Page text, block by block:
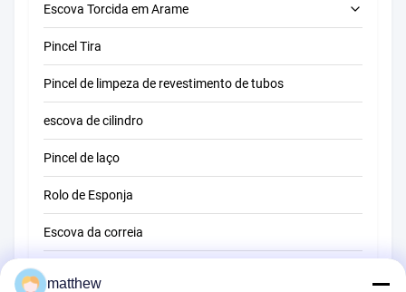
Escova Torcida em Arame
escova de limpeza do tubo
escova de limpeza da palha
Pincel Tira
Pincel de limpeza de revestimento de tubos
escova de cilindro
Pincel de laço
Rolo de Esponja
Escova da correia
matthew